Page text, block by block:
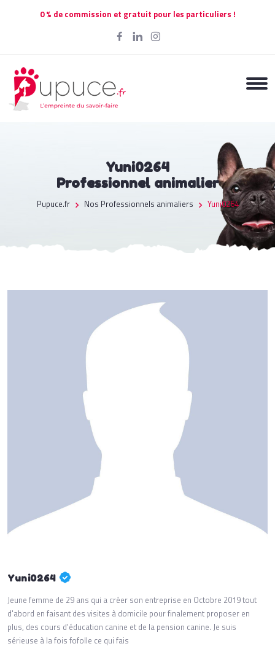
0 % de commission et gratuit pour les particuliers !
Yuni0264
Professionnel animalier
Pupuce.fr Nos Professionnels animaliers Yuni0264
Yuni0264
Jeune femme de 29 ans qui a créer son entreprise en Octobre 2019 tout
d'abord en faisant des visites à domicile pour finalement proposer en
plus, des cours d'éducation canine et de la pension canine. Je suis
sérieuse à la fois fofolle ce qui fais